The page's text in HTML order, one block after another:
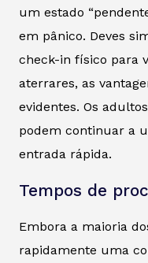
um estado
em pânico. Deves
check-in físico para
aterrares, as
evidentes. Os
podem continuar a
entrada rápida.
Tempos de
Embora a maioria
rapidamente uma